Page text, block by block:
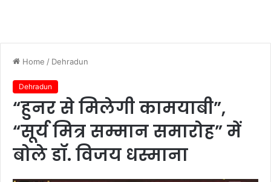
Home / Dehradun
Dehradun
“हुनर से मिलेगी कामयाबी”,
“सूर्य मित्र सम्मान समारोह” में
बोले डॉ. विजय धस्माना